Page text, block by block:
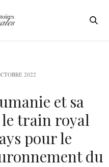
2022
et sa
train royal
pour le
du